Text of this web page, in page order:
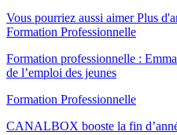
Vous pourriez aussi aimer Plus
Formation Professionnelle
Formation professionnelle :
de l’emploi des jeunes
Formation Professionnelle
CANALBOX booste la fin